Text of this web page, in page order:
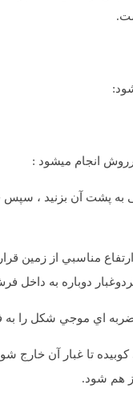
انجام میشود :
پشت آن بزنید ، سپس
مناسبي از زمين
دوباره به داخل
اي موجي شكل را به
تا غبار آن خارج
هم شود.